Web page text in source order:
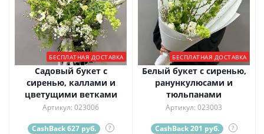
БЕСПЛАТНАЯ ДОСТАВКА
Садовый букет с
сиренью, каллами и
цветущими ветками
Артикул: 023006
CashBack 627 руб. ?
БЕСПЛАТНАЯ ДОСТАВКА
Белый букет с сиренью,
ранункулюсами и
тюльпанами
Артикул: 023003
CashBack 201 руб. ?